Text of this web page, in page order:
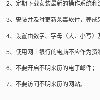
2、定期下载安装最新的操作系统和
3、安装并及时更新杀毒软件，养成
4、设置由数字、字母（大、小写）
5、使用网上银行的电脑不应作为资
6、不要开启不明来历的电子邮件；
7、不要访问不明来历的网站。